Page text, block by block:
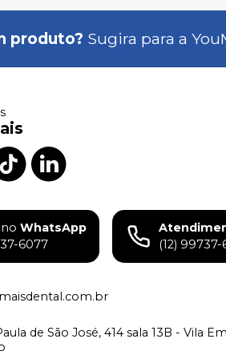
produto? Sugira para a
WhatsApp
6077
(12)
de São José, 414 sala 13B - Vila